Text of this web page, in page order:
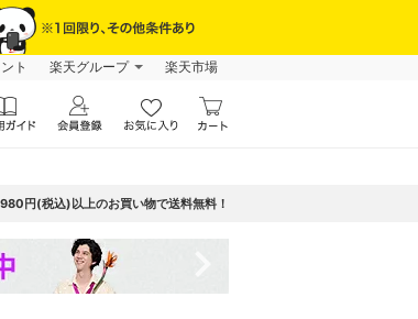
ト 楽天グループ 楽天市場
円(税込)以上のお買い物で送料無料！